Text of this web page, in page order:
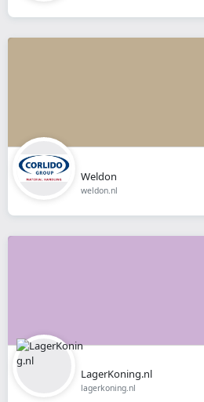
Weldon
weldon.nl
LagerKoning.nl
lagerkoning.nl